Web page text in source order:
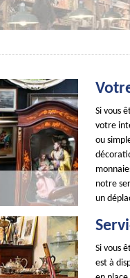
Si vous
votre
ou
notre
un
Si vous
est à